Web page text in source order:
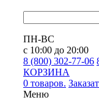
ПН-ВС
с 10:00 до 20:00
8 (800) 302-77-06
КОРЗИНА
0 товаров.
Меню